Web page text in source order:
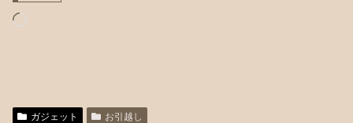
読
中…
ガジェット お引越し